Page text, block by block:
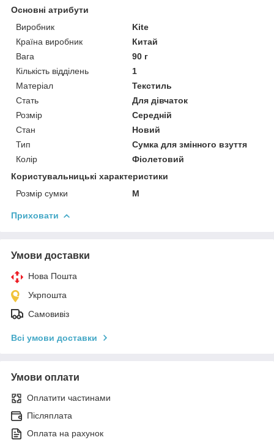
Основні атрибути
Виробник
Kite
Країна виробник
Китай
Вага
90 г
Кількість відділень
1
Матеріал
Текстиль
Стать
Для дівчаток
Розмір
Середній
Стан
Новий
Тип
Сумка для змінного взуття
Колір
Фіолетовий
Користувальницькі характеристики
Розмір сумки
M
Приховати
Умови доставки
Нова Пошта
Укрпошта
Самовивіз
Всі умови доставки
Умови оплати
Оплатити частинами
Післяплата
Оплата на рахунок